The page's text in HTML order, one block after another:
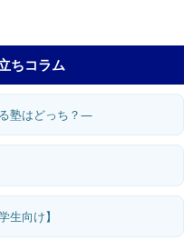
ちコラム
塾はどっち？―
生向け】